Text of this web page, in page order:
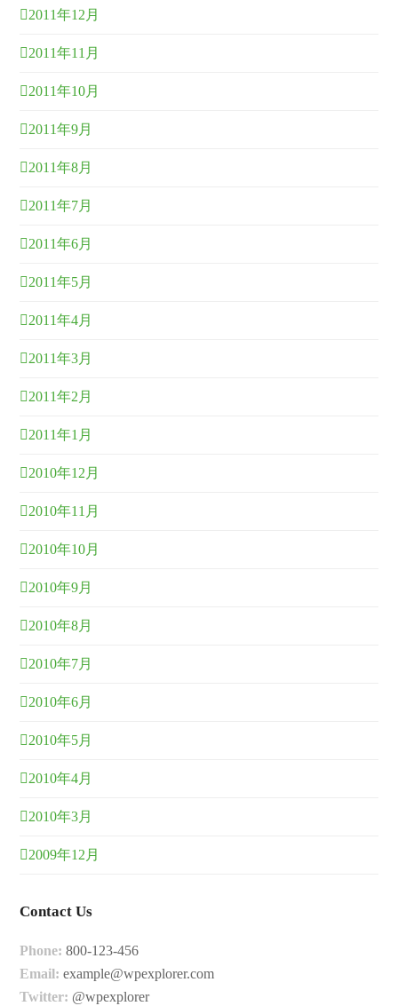
2011年12月
2011年11月
2011年10月
2011年9月
2011年8月
2011年7月
2011年6月
2011年5月
2011年4月
2011年3月
2011年2月
2011年1月
2010年12月
2010年11月
2010年10月
2010年9月
2010年8月
2010年7月
2010年6月
2010年5月
2010年4月
2010年3月
2009年12月
Contact Us
Phone: 800-123-456
Email: example@wpexplorer.com
Twitter: @wpexplorer